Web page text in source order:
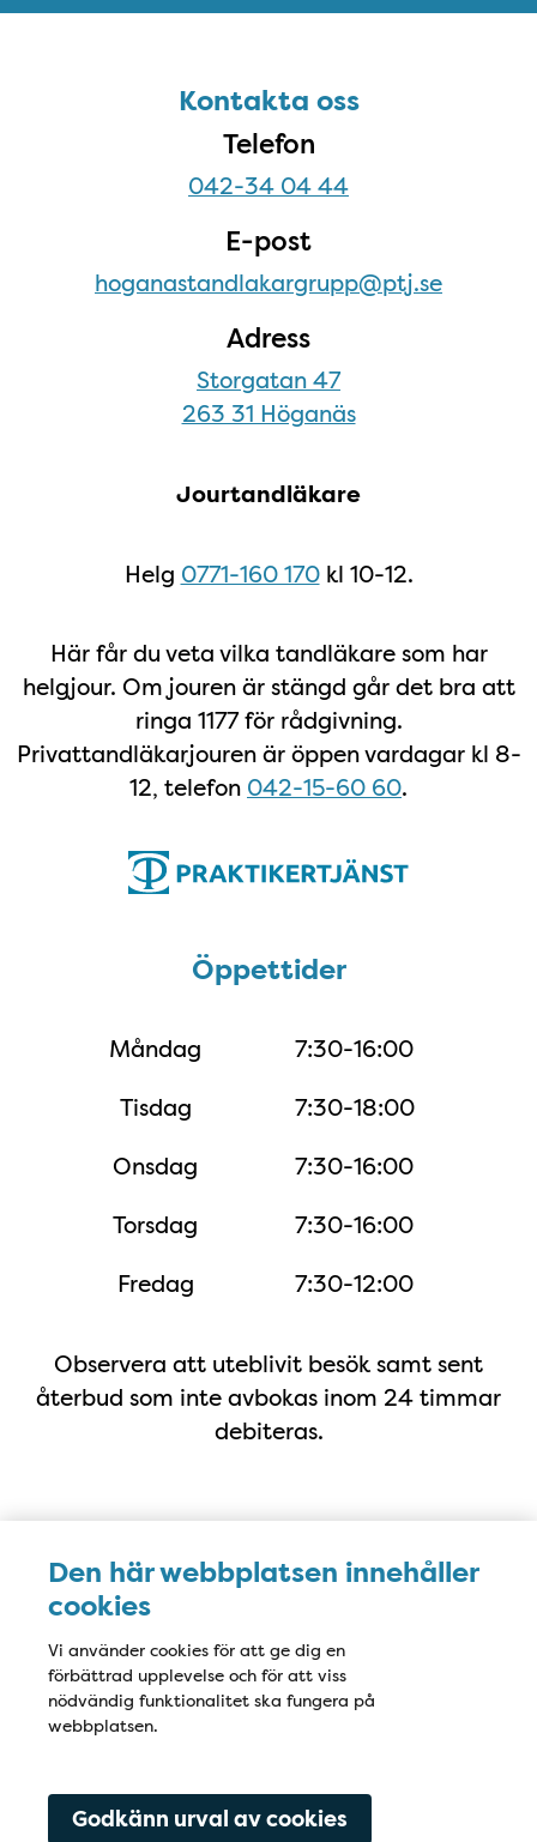
Den här webbplatsen innehåller
cookies
Vi använder cookies för att ge dig en
förbättrad upplevelse och för att viss
nödvändig funktionalitet ska fungera på
webbplatsen.
Godkänn urval av cookies
Kontakta ossKontakta oss
Telefon
042-34 04 44
E-post
hoganastandlakargrupp@ptj.se
Adress
Storgatan 47
263 31 Höganäs
Jourtandläkare
Helg 0771-160 170kl 10-12.
Här får du veta vilka tandläkare som har
helgjour. Om jouren är stängd går det bra att
ringa 1177 för rådgivning.
Privattandläkarjouren är öppen vardagar kl 8-
12, telefon 042-15-60 60.
Öppettider
Måndag
7:30-16:00
Tisdag
7:30-18:00
Onsdag
7:30-16:00
Torsdag
7:30-16:00
Fredag
7:30-12:00
Observera att uteblivit besök samt sent
återbud som inte avbokas inom 24 timmar
debiteras.
Karta